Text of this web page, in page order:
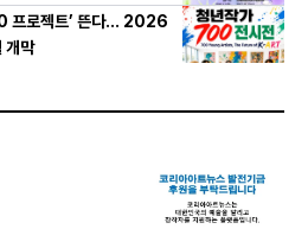
프로젝트’ 뜬다… 2026
개막